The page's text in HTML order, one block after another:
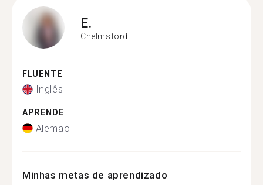
E.
Chelmsford
FLUENTE
Inglês
APRENDE
Alemão
Minhas metas de aprendizado